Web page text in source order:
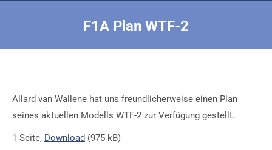
F1A Plan WTF-2
Allard van Wallene hat uns freundlicherweise einen Plan
seines aktuellen Modells WTF-2 zur Verfügung gestellt.
1 Seite, Download (975 kB)